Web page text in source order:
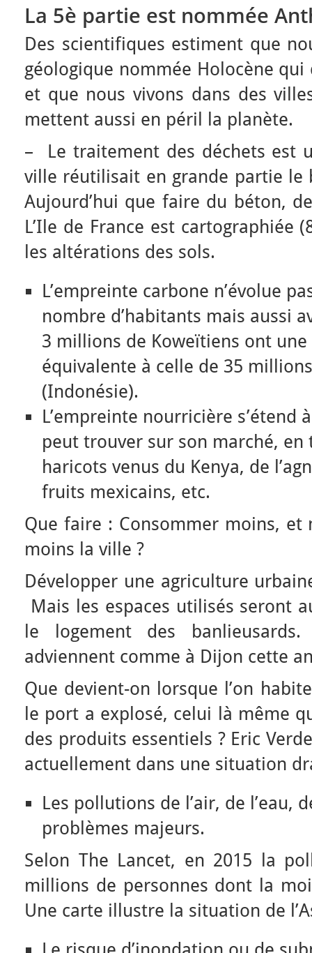
La 5è partie est nommée
Des scientifiques estiment que
géologique nommée Holocène
et que nous vivons dans des
mettent aussi en péril la planète.
– Le traitement des déchets est
ville réutilisait en grande partie le
Aujourd’hui que faire du béton,
L’Ile de France est cartographiée
les altérations des sols.
L’empreinte carbone n’évolue
nombre d’habitants mais aussi
3 millions de Koweïtiens ont
équivalente à celle de 35
(Indonésie).
L’empreinte nourricière s’étend
peut trouver sur son marché, en
haricots venus du Kenya, de
fruits mexicains, etc.
Que faire : Consommer moins, et
moins la ville ?
Développer une agriculture
Mais les espaces utilisés seront
le logement des
adviennent comme à Dijon cette
Que devient-on lorsque l’on
le port a explosé, celui là même
des produits essentiels ? Eric
actuellement dans une situation
Les pollutions de l’air, de l’eau,
problèmes majeurs.
Selon The Lancet, en 2015 la
millions de personnes dont la
Une carte illustre la situation de